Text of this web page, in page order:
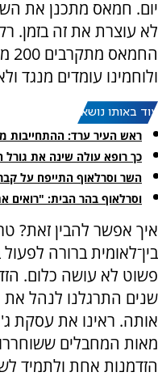
יום. חמאס מתכנן את
לא עוצרת את זה בזמן.
ולוחמינו עומדים מנגד
עוד באותו נושא:
ראש העיר ערד: ההתחייבות
כך רופא עולה שינה את
השר וסרלאוף התייפח על
וסרלאוף בהר הבית: "רואים
איך אפשר להבין זאת?
בין־לאומית ברורה
פשוט לא עושה כלום.
שנים התרגלנו לנהל
אותה. ראינו את עסקת
מאות המחבלים ששוחררו
הזדמנות אחת ולתמיד